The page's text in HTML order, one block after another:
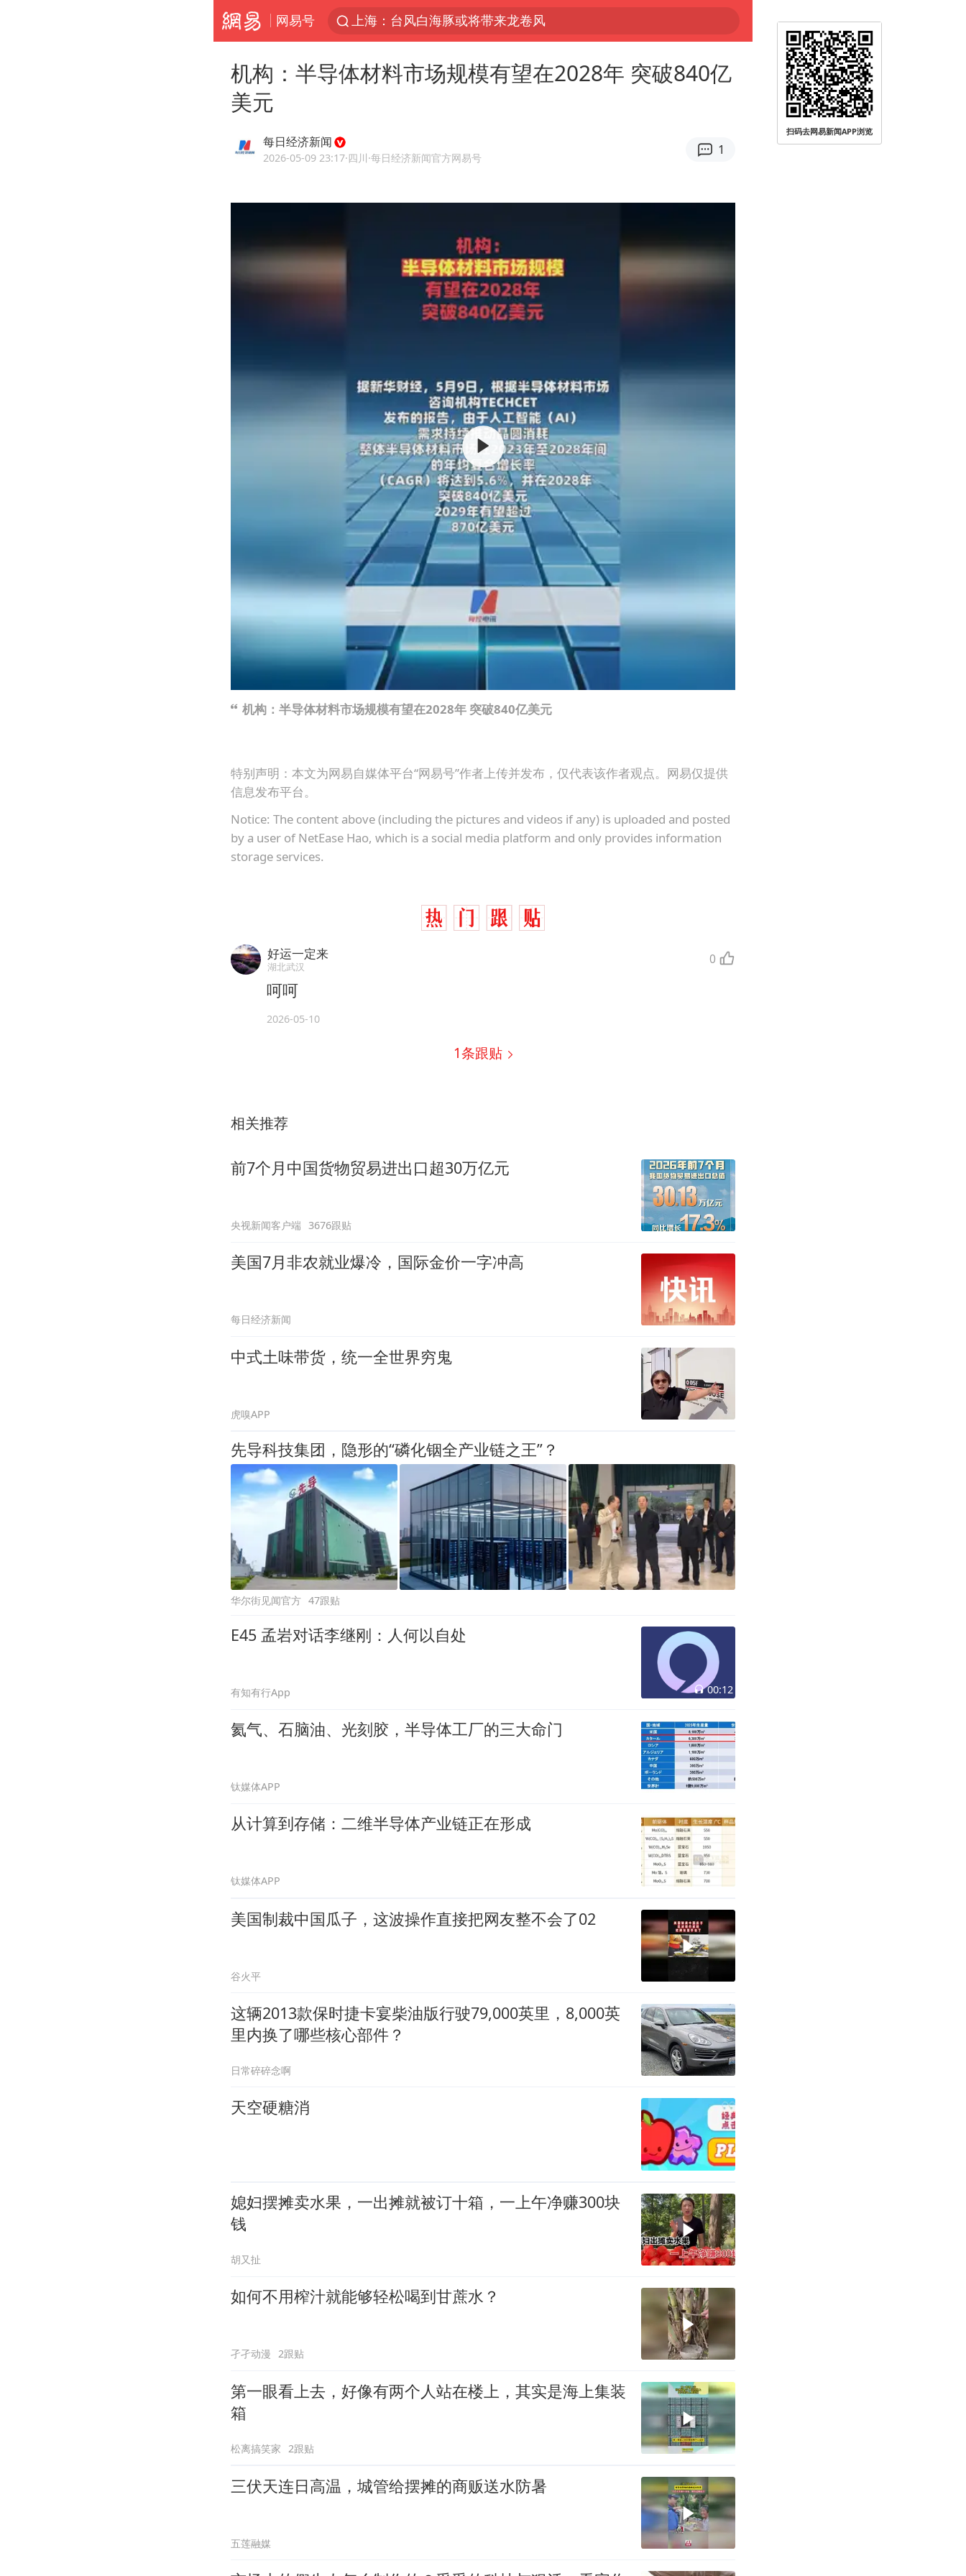
网易号
上海：台风白海豚或将带来龙卷风
国乒男单横滨冠军赛全军覆没
中巨芯：上半年归母净利润1405.77万元
U17国足三连胜晋级明日之星半决赛
中国女篮70-67险胜尼日利亚女篮
百花奖开幕式
美股存储板块集体大跌
我国外贸延续良好增长态势
国防部：中国军队坚决反制任何闹海挑衅图谋
夯实基础开新局
机构：半导体材料市场规模有望在2028年 突破840亿
美元
每日经济新闻
2026-05-09 23:17·四川·每日经济新闻官方网易号
1
机构：半导体材料市场规模有望在2028年 突破840亿美元
特别声明：本文为网易自媒体平台“网易号”作者上传并发布，仅代表该作者观点。网易仅提供
信息发布平台。
Notice: The content above (including the pictures and videos if any) is uploaded and posted
by a user of NetEase Hao, which is a social media platform and only provides information
storage services.
好运一定来
湖北武汉 0
呵呵
2026-05-10
1条跟贴
相关推荐
前7个月中国货物贸易进出口超30万亿元
央视新闻客户端 3676跟贴
美国7月非农就业爆冷，国际金价一字冲高
每日经济新闻
中式土味带货，统一全世界穷鬼
虎嗅APP
先导科技集团，隐形的“磷化铟全产业链之王”？
华尔街见闻官方 47跟贴
E45 孟岩对话李继刚：人何以自处
有知有行App 00:12
氦气、石脑油、光刻胶，半导体工厂的三大命门
钛媒体APP
从计算到存储：二维半导体产业链正在形成
钛媒体APP
美国制裁中国瓜子，这波操作直接把网友整不会了02
谷火平
这辆2013款保时捷卡宴柴油版行驶79,000英里，8,000英
里内换了哪些核心部件？
日常碎碎念啊
天空硬糖消
媳妇摆摊卖水果，一出摊就被订十箱，一上午净赚300块
钱
胡又扯
如何不用榨汁就能够轻松喝到甘蔗水？
孑孑动漫 2跟贴
第一眼看上去，好像有两个人站在楼上，其实是海上集装
箱
松离搞笑家 2跟贴
三伏天连日高温，城管给摆摊的商贩送水防暑
五莲融媒
扫码去网易新闻APP浏览